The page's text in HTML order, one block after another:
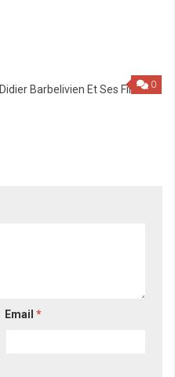
0
Didier Barbelivien Et Ses Fils
Email*